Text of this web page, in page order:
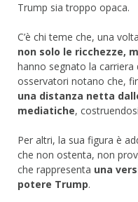
Trump sia troppo opaca.
C’è chi teme che, una
non solo le ricchezze,
hanno segnato la
osservatori notano che,
una distanza netta
mediatiche,
Per altri, la sua figura è
che non ostenta, non
che rappresenta una
potere Trump.